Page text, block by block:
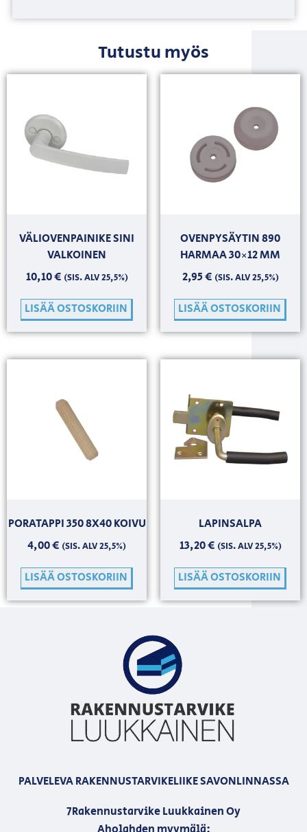
Tutustu myös
VÄLIOVENPAINIKE SINI
VALKOINEN
10,10€ (SIS. ALV 25,5%)
LISÄÄ OSTOSKORIIN
OVENPYSÄYTIN 890
HARMAA 30×12 MM
2,95€ (SIS. ALV 25,5%)
LISÄÄ OSTOSKORIIN
PORATAPPI 350 8X40 KOIVU
4,00€ (SIS. ALV 25,5%)
LISÄÄ OSTOSKORIIN
LAPINSALPA
13,20€ (SIS. ALV 25,5%)
LISÄÄ OSTOSKORIIN
PALVELEVA RAKENNUSTARVIKELIIKE SAVONLINNASSA
7Rakennustarvike Luukkainen Oy